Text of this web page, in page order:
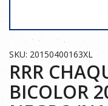
SKU: 20150400163XL
RRR
BICOLOR